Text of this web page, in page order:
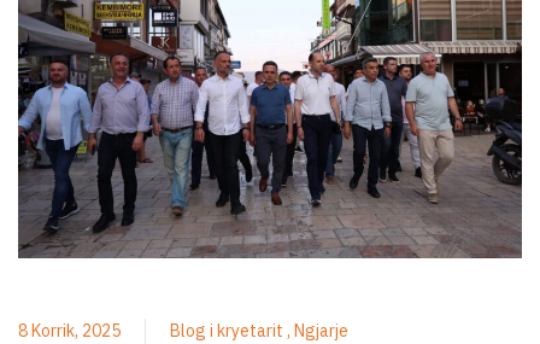
8 Korrik, 2025 Blog i kryetarit Ngjarje